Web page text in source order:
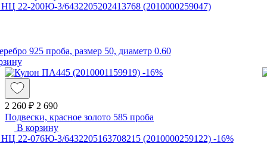
925 проба, размер 50, диаметр 0.60
-16%
2 260 ₽ 2 690
Подвески, красное золото 585 проба
В корзину
-16%